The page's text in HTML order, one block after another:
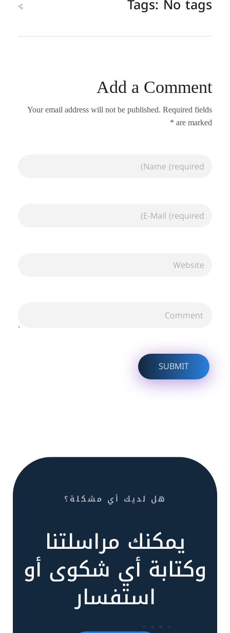
Add a Comment
Your email address will not be published. Required fields
are marked *
هل لديك أي مشكلة؟
يمكنك مراسلتنا
وكتابة أي شكوى أو
استفسار